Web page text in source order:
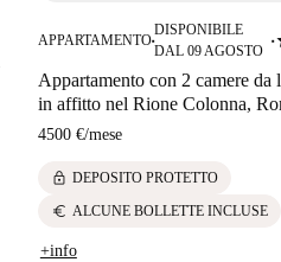
APPARTAMENTO■
DISPONIBILE
DAL 09 AGOSTO
■
Appartamento con 2 camere da
in affitto nel Rione Colonna,
4500 €/mese
lock DEPOSITO PROTETTO
euro ALCUNE BOLLETTE INCLUSE
+info